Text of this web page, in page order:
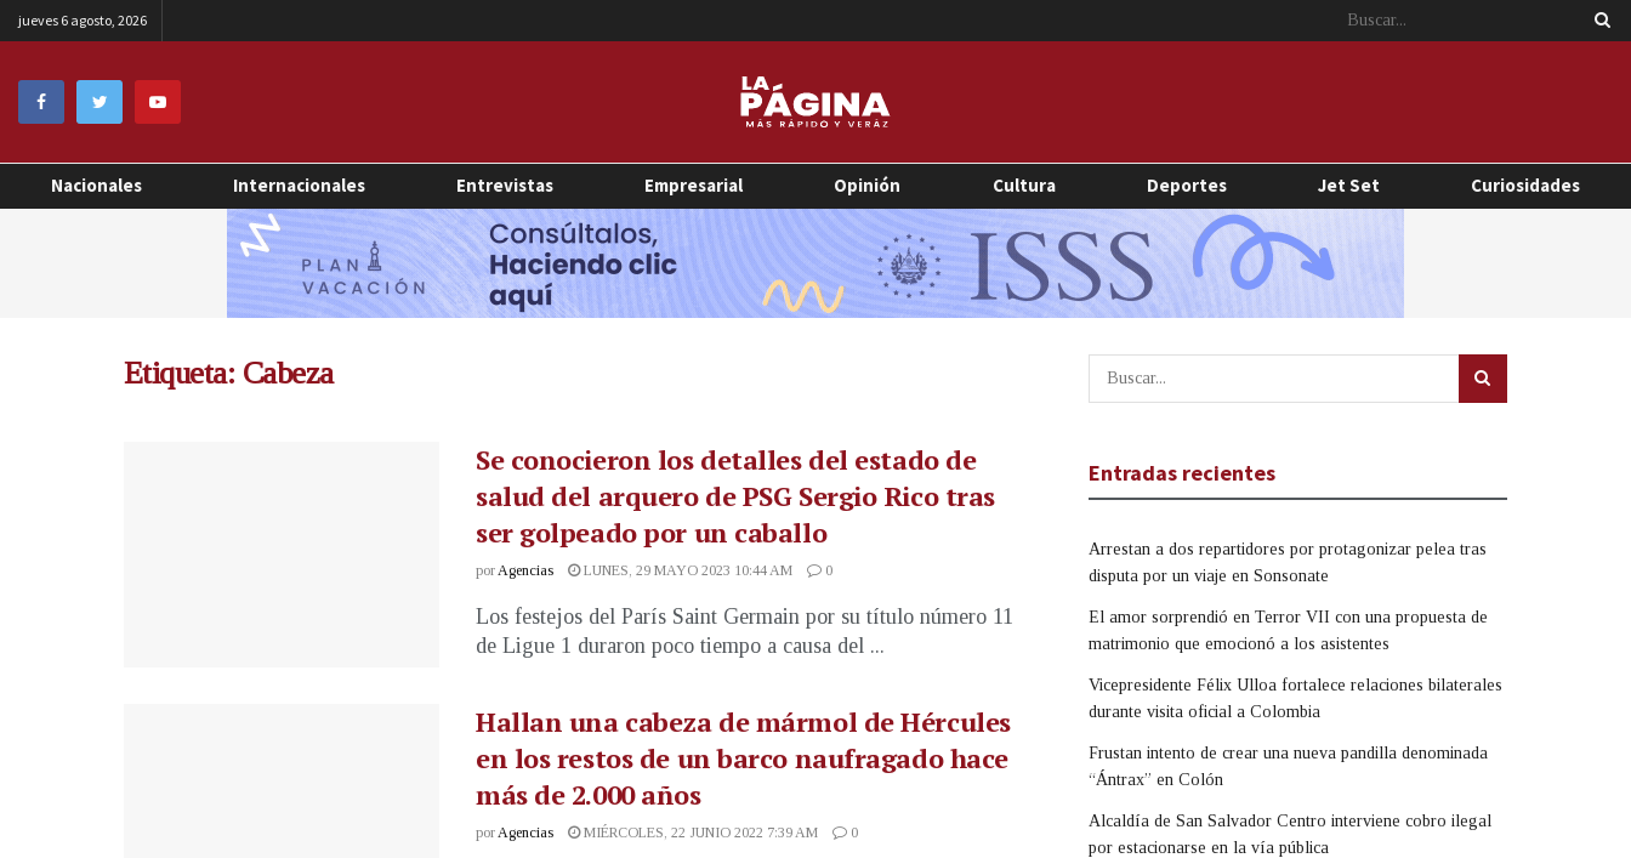
jueves 6 agosto, 2026
Nacionales Internacionales Entrevistas Empresarial Opinión Cultura Deportes Jet Set Curiosidades
Etiqueta: Cabeza
Se conocieron los detalles del estado de
salud del arquero de PSG Sergio Rico tras
ser golpeado por un caballo
porAgencias LUNES, 29 MAYO 2023 10:44 AM 0
Los festejos del París Saint Germain por su título número 11
de Ligue 1 duraron poco tiempo a causa del ...
Hallan una cabeza de mármol de Hércules
en los restos de un barco naufragado hace
más de 2.000 años
porAgencias MIÉRCOLES, 22 JUNIO 2022 7:39 AM 0
Entradas recientes
Arrestan a dos repartidores por protagonizar pelea tras
disputa por un viaje en Sonsonate
El amor sorprendió en Terror VII con una propuesta de
matrimonio que emocionó a los asistentes
Vicepresidente Félix Ulloa fortalece relaciones bilaterales
durante visita oficial a Colombia
Frustan intento de crear una nueva pandilla denominada
“Ántrax” en Colón
Alcaldía de San Salvador Centro interviene cobro ilegal
por estacionarse en la vía pública